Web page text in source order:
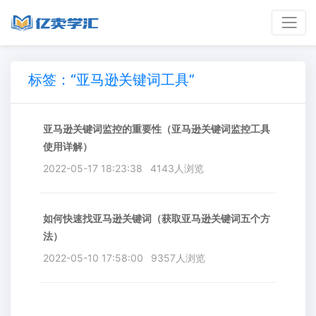
标签：“亚马逊关键词工具”
亚马逊关键词监控的重要性（亚马逊关键词监控工具
使用详解）
2022-05-17 18:23:38
4143人浏览
如何快速找亚马逊关键词（获取亚马逊关键词五个方
法）
2022-05-10 17:58:00
9357人浏览